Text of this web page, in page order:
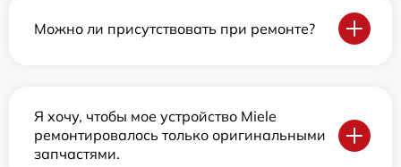
Можно ли присутствовать при ремонте?
Я хочу, чтобы мое устройство Miele
ремонтировалось только оригинальными
запчастями.